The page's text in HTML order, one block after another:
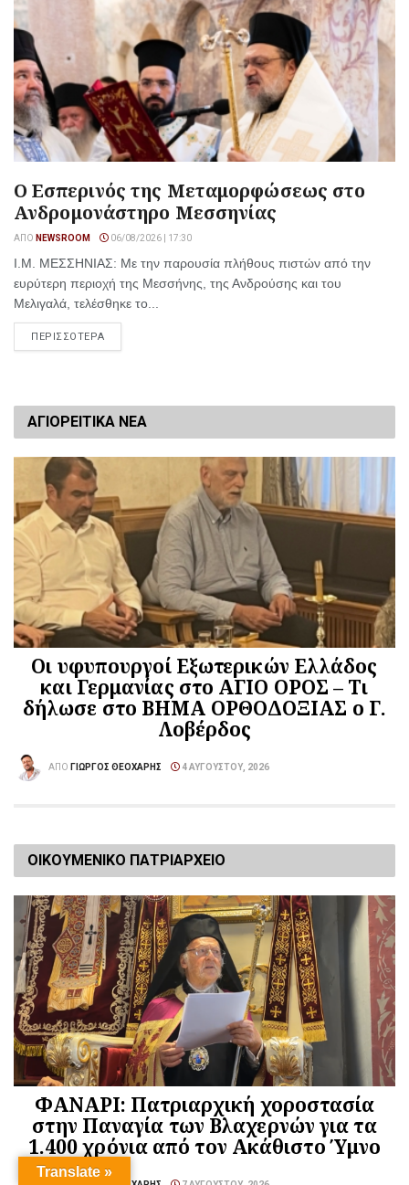
Ο Εσπερινός της Μεταμορφώσεως στο
Ανδρομονάστηρο Μεσσηνίας
ΑΠΌ NEWSROOM 06/08/2026 | 17:30
Ι.Μ. ΜΕΣΣΗΝΙΑΣ: Με την παρουσία πλήθους πιστών από την
ευρύτερη περιοχή της Μεσσήνης, της Ανδρούσης και του
Μελιγαλά, τελέσθηκε το...
ΠΕΡΙΣΣΟΤΕΡΑ
ΑΓΙΟΡΕΙΤΙΚΑ ΝΕΑ
Οι υφυπουργοί Εξωτερικών Ελλάδος
και Γερμανίας στο ΑΓΙΟ ΟΡΟΣ – Τι
δήλωσε στο ΒΗΜΑ ΟΡΘΟΔΟΞΙΑΣ ο Γ.
Λοβέρδος
ΑΠΌ ΓΙΏΡΓΟΣ ΘΕΟΧΆΡΗΣ 4 ΑΥΓΟΎΣΤΟΥ, 2026
ΟΙΚΟΥΜΕΝΙΚΟ ΠΑΤΡΙΑΡΧΕΙΟ
ΦΑΝΑΡΙ: Πατριαρχική χοροστασία
στην Παναγία των Βλαχερνών για τα
1.400 χρόνια από τον Ακάθιστο Ύμνο
Translate »